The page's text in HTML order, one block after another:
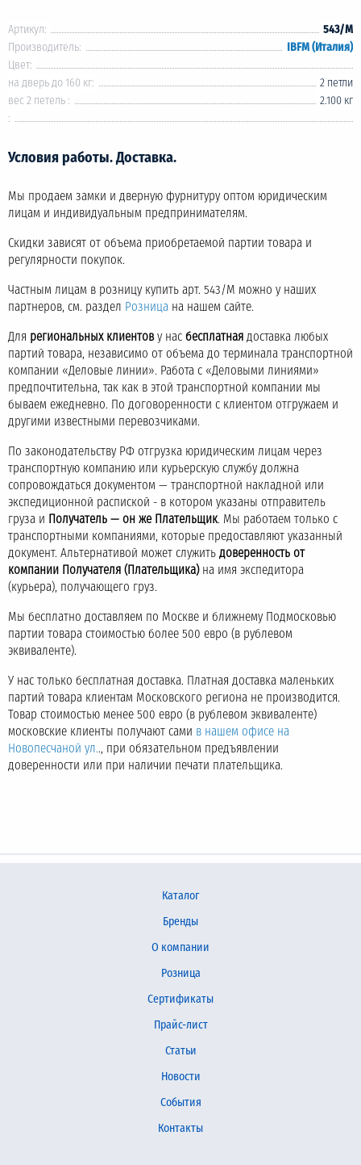
Артикул:
543/M
Производитель:
IBFM (Италия)
Цвет:
на дверь до 160 кг:
2 петли
вес 2 петель :
2.100 кг
:
Условия работы. Доставка.
Мы продаем замки и дверную фурнитуру оптом юридическим
лицам и индивидуальным предпринимателям.
Скидки зависят от объема приобретаемой партии товара и
регулярности покупок.
Частным лицам в розницу купить арт. 543/M можно у наших
партнеров, см. раздел Розница на нашем сайте.
Для региональных клиентову нас бесплатная доставка любых
партий товара, независимо от объема до терминала транспортной
компании «Деловые линии». Работа с «Деловыми линиями»
предпочтительна, так как в этой транспортной компании мы
бываем ежедневно. По договоренности с клиентом отгружаем и
другими известными перевозчиками.
По законодательству РФ отгрузка юридическим лицам через
транспортную компанию или курьерскую службу должна
сопровождаться документом — транспортной накладной или
экспедиционной распиской - в котором указаны отправитель
груза и Получатель — он же Плательщик. Мы работаем только с
транспортными компаниями, которые предоставляют указанный
документ. Альтернативой может служить доверенность от
компании Получателя (Плательщика)на имя экспедитора
(курьера), получающего груз.
Мы бесплатно доставляем по Москве и ближнему Подмосковью
партии товара стоимостью более 500 евро (в рублевом
эквиваленте).
У нас только бесплатная доставка. Платная доставка маленьких
партий товара клиентам Московского региона не производится.
Товар стоимостью менее 500 евро (в рублевом эквиваленте)
московские клиенты получают сами в нашем офисе на
Новопесчаной ул.., при обязательном предъявлении
доверенности или при наличии печати плательщика.
Каталог
Бренды
О компании
Розница
Сертификаты
Прайс-лист
Статьи
Новости
События
Контакты